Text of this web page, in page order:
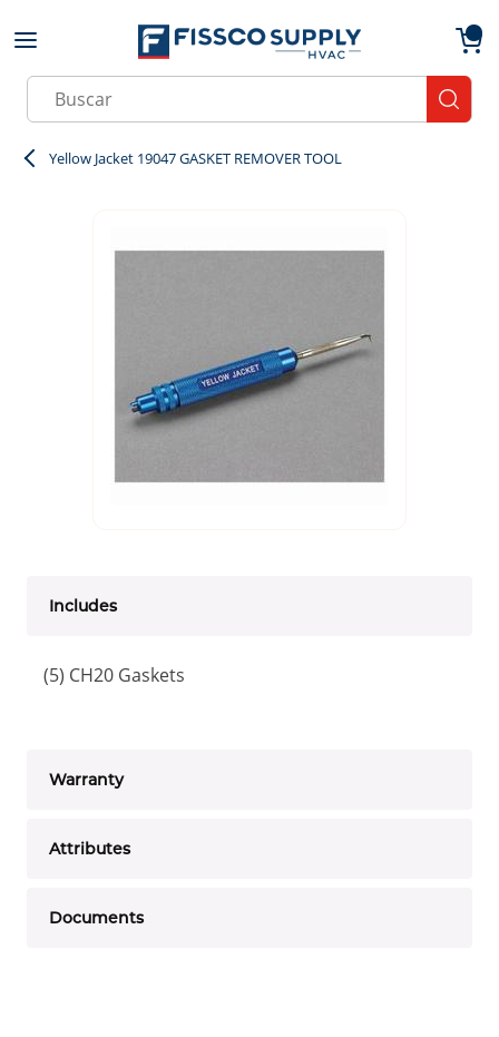
Skip to main content
Site Search
Yellow Jacket 19047 GASKET REMOVER TOOL
Includes
(5) CH20 Gaskets
Warranty
Attributes
Documents